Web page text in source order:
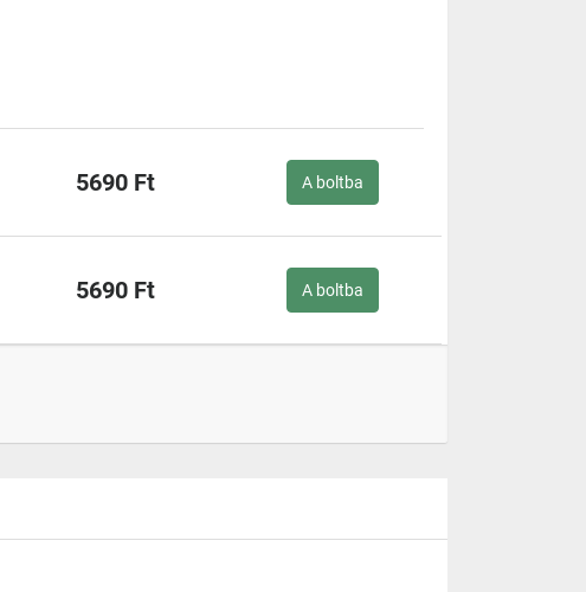
5690 Ft A boltba
5690 Ft A boltba